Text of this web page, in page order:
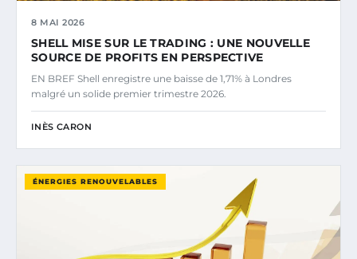
8 MAI 2026
SHELL MISE SUR LE TRADING : UNE NOUVELLE
SOURCE DE PROFITS EN PERSPECTIVE
EN BREF Shell enregistre une baisse de 1,71% à Londres
malgré un solide premier trimestre 2026.
INÈS CARON
ÉNERGIES RENOUVELABLES